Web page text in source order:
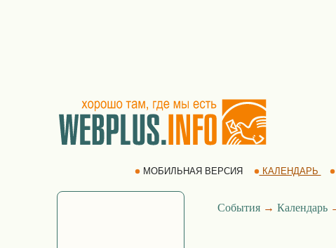
МОБИЛЬНАЯ ВЕРСИЯ КАЛЕНДАРЬ
События→ Календарь